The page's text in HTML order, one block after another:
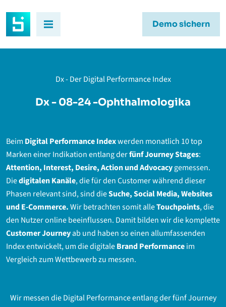
Demo sichern
Dx - Der Digital Performance Index
Dx - 08-24 -Ophthalmologika
Beim Digital Performance Indexwerden monatlich 10 top
Marken einer Indikation entlang derfünf Journey Stages:
Attention, Interest, Desire, Action und Advocacygemessen.
Diedigitalen Kanäle, die für den Customer während dieser
Phasen relevant sind, sind dieSuche, Social Media, Websites
und E-Commerce.Wir betrachten somit alleTouchpoints, die
den Nutzer online beeinflussen. Damit bilden wir die komplette
Customer Journeyab und haben so einen allumfassenden
Index entwickelt, um die digitaleBrand Performanceim
Vergleich zum Wettbewerb zu messen.
Wir messen die Digital Performance entlang der fünf Journey